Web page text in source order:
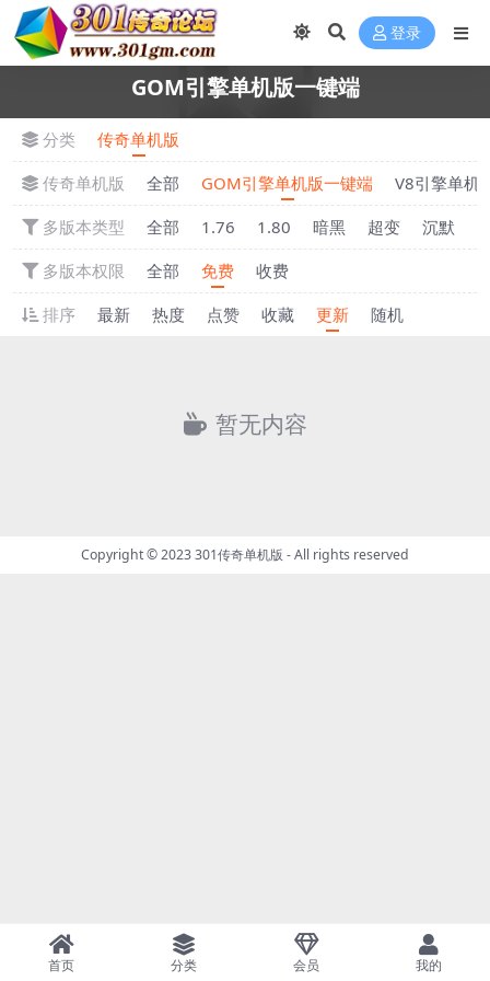
登录
GOM引擎单机版一键端
分类
传奇单机版
传奇单机版
全部 GOM引擎单机版一键端
V8引擎单机
多版本类型
全部 1.76 1.80 暗黑 超变 沉默
多版本权限
全部 免费
收费
排序
最新 热度 点赞 收藏 更新 随机
暂无内容
Copyright © 2023301传奇单机版 - All rights reserved
首页 分类 会员 我的